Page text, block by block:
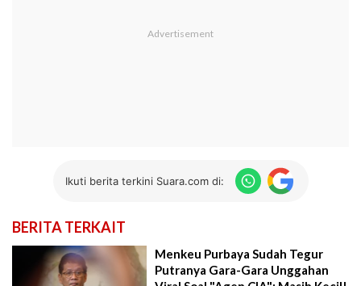
Ikuti berita terkini Suara.com di:
BERITA TERKAIT
Menkeu Purbaya Sudah Tegur
Putranya Gara-Gara Unggahan